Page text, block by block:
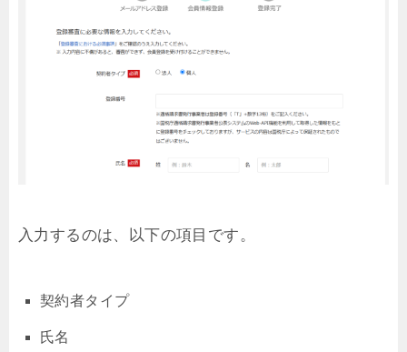
入力するのは、以下の項目です。
契約者タイプ
氏名